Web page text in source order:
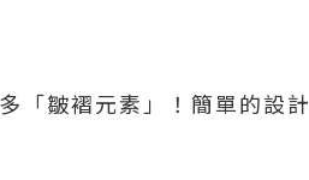
「皺褶元素」！簡單的設計